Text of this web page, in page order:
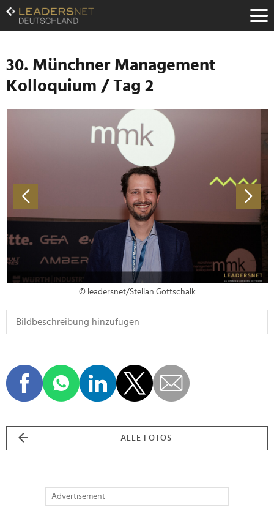
Zum
Inhalt
Zur
Navigation
Zur
Hauptnavigation
30. Münchner Management
Kolloquium / Tag 2
© leadersnet/Stellan Gottschalk
ALLE FOTOS
Advertisement